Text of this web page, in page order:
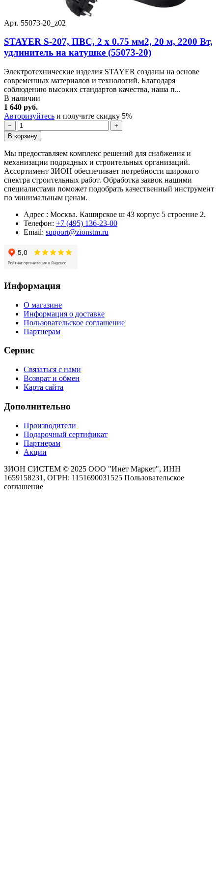
Арт. 55073-20_z02
STAYER S-207, ПВС, 2 х 0.75 мм2, 20 м, 2200 Вт,
удлинитель на катушке (55073-20)
Электротехнические изделия STAYER созданы на основе
современных материалов и технологий. Благодаря
соблюдению высоких стандартов качества, наша п...
В наличии
1 640 руб.
Авторизуйтесь и получите скидку 5%
−
+
В корзину
Мы предоставляем комплекс решений для снабжения и
механизации подрядных и строительных организаций.
Ассортимент ЗИОН обеспечивает потребности широкого
спектра строительных работ. Обработка заявок нашими
специалистами поможет подобрать качественный инструмент
по минимальным ценам.
Адрес : Москва. Каширское ш 43 корпус 5 строение 2.
Телефон: +7 (495) 136-23-00
Email: support@zionstm.ru
Информация
О магазине
Информация о доставке
Пользовательское соглашение
Партнерам
Сервис
Связаться с нами
Возврат и обмен
Карта сайта
Дополнительно
Производители
Подарочный сертификат
Партнерам
Акции
ЗИОН СИСТЕМ © 2025 ООО "Инет Маркет", ИНН
1659158231, ОГРН: 1151690031525 Пользовательское
соглашение